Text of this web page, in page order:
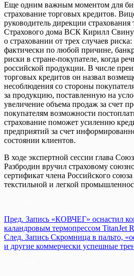
Еще одним важным моментом для
страхование торговых кредитов.
руководитель дирекции страхования
Страхового дома ВСК Кирилл
о страховании от трех случаев
фактически по любой причине,
риски в стране-покупателе, когда
российской продукции. В числе
торговых кредитов он назвал
несоблюдения со стороны
за продукцию, поставленную на
увеличение объема продаж за счет
покупателям возможности
страхование поможет усилению
предприятий за счет
состоянии клиентов.
В ходе экспертной сессии глава
Разбродин вручил страховому
сертификат члена Российского
текстильной и легкой
Пред. Запись «КОВЧЕГ» оснастил
каландровым термопрессом TitanJet
След. Запись Скромница в пальто,
и другие коммерчески успешные